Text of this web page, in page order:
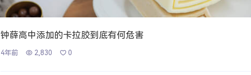
钟薛高中添加的卡拉胶到底有何危害
4年前 2,830 0